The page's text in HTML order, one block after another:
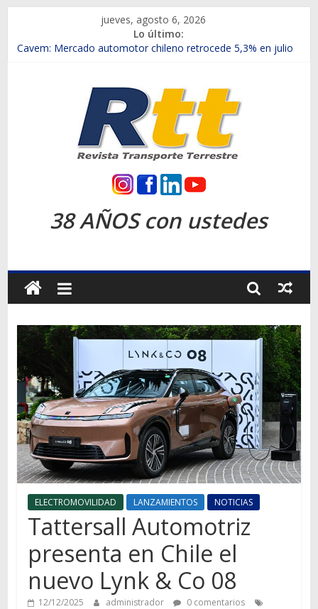
contenido
jueves, agosto 6, 2026
Lo último:
Chile es el primer mercado internacional en lanzar la nueva
Salfa suma vehículos electrificados de Chevrolet en el Biobío
Samex amplía su red con nuevas sucursales en Rancagua y
SINOTRUK Pick-ups presentó la recién estrenada Bolden en
la Expo Compras Públicas 2026
Revista
Transporte
Terrestre
Autos,
camiones,
motos,
información
del
mundo
del
transporte
38 AÑOS con ustedes
ELECTROMOVILIDAD LANZAMIENTOS NOTICIAS
Tattersall Automotriz
presenta en Chile el
nuevo Lynk & Co 08
12/12/2025 administrador
0 comentarios